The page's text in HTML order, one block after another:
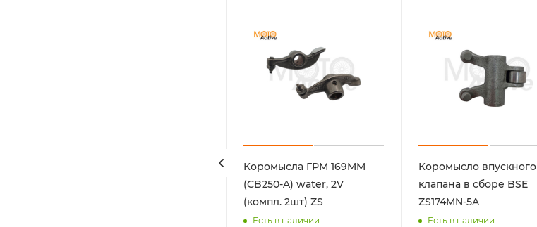
Коромысла ГРМ 169MM
(CB250-A) water, 2V
(компл. 2шт) ZS
Есть в наличии
Коромысло впускного
клапана в сборе BSE
ZS174MN-5A
Есть в наличии